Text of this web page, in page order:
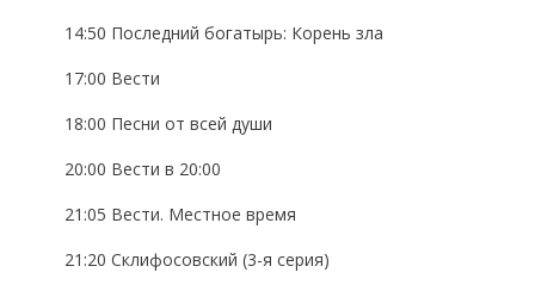
14:50 Последний богатырь: Корень зла
17:00 Вести
18:00 Песни от всей души
20:00 Вести в 20:00
21:05 Вести. Местное время
21:20 Склифосовский (3-я серия)